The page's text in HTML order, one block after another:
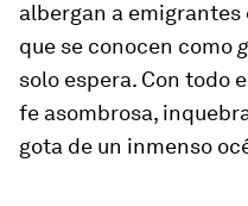
albergan a
que se conocen como
solo espera. Con todo
fe asombrosa,
gota de un inmenso